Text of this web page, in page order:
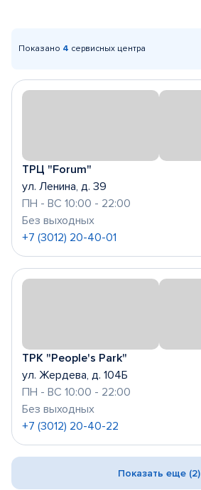
Показано 4 сервисных центра
ТРЦ "Forum"
ул. Ленина, д. 39
ПН - ВС 10:00 - 22:00
Без выходных
+7 (3012) 20-40-01
ТРК "People's Park"
ул. Жердева, д. 104Б
ПН - ВС 10:00 - 22:00
Без выходных
+7 (3012) 20-40-22
Показать еще (2)